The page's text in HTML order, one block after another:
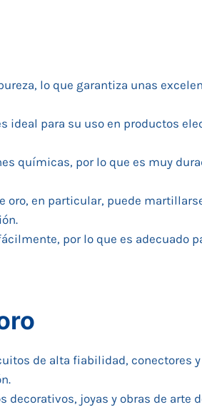
lo que garantiza unas
ideal para su uso en productos
químicas, por lo que es muy
oro, en particular, puede
por lo que es adecuado
de alta fiabilidad, conectores
joyas y obras de arte